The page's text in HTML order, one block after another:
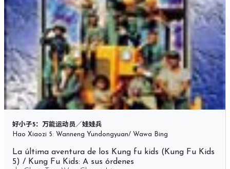
好小子5：万能运动员／娃娃兵
Hao Xiaozi 5: Wanneng Yundongyuan/ Wawa Bing
La última aventura de los Kung fu kids (Kung Fu Kids
5) / Kung Fu Kids: A sus órdenes